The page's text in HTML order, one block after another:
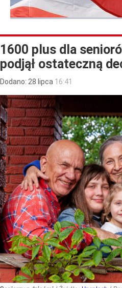
1600 plus dla
podjął ostateczną
Dodano: 28 lipca 16:41